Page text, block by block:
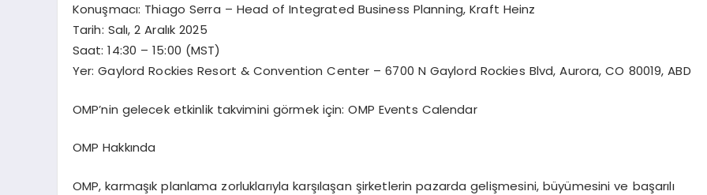
Konuşmacı: Thiago Serra – Head of Integrated Business Planning, Kraft Heinz
Tarih: Salı, 2 Aralık 2025
Saat: 14:30 – 15:00 (MST)
Yer: Gaylord Rockies Resort & Convention Center – 6700 N Gaylord Rockies Blvd, Aurora, CO 80019, ABD
OMP’nin gelecek etkinlik takvimini görmek için: OMP Events Calendar
OMP Hakkında
OMP, karmaşık planlama zorluklarıyla karşılaşan şirketlerin pazarda gelişmesini, büyümesini ve başarılı